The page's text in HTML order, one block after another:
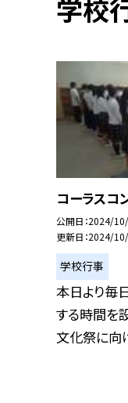
学校
コーラスコ
公開日 2024/
更新日 2024/
学校行事
本日より毎
する時間を
文化祭に向